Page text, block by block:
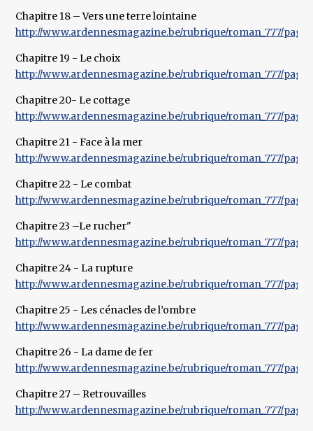
Chapitre 18 – Vers une terre lointaine
http://www.ardennesmagazine.be/rubrique/roman_777/
Chapitre 19 - Le choix
http://www.ardennesmagazine.be/rubrique/roman_777/
Chapitre 20- Le cottage
http://www.ardennesmagazine.be/rubrique/roman_777/
Chapitre 21 - Face à la mer
http://www.ardennesmagazine.be/rubrique/roman_777/
Chapitre 22 - Le combat
http://www.ardennesmagazine.be/rubrique/roman_777/
Chapitre 23 –Le rucher"
http://www.ardennesmagazine.be/rubrique/roman_777/
Chapitre 24 - La rupture
http://www.ardennesmagazine.be/rubrique/roman_777/
Chapitre 25 - Les cénacles de l’ombre
http://www.ardennesmagazine.be/rubrique/roman_777/
Chapitre 26 - La dame de fer
http://www.ardennesmagazine.be/rubrique/roman_777/
Chapitre 27 – Retrouvailles
http://www.ardennesmagazine.be/rubrique/roman_777/